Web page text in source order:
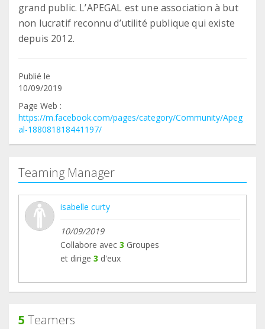
grand public. L’APEGAL est une association à but
non lucratif reconnu d’utilité publique qui existe
depuis 2012.
Publié le
10/09/2019
Page Web :
https://m.facebook.com/pages/category/Community/Apeg
al-188081818441197/
Teaming Manager
isabelle curty
10/09/2019
Collabore avec 3 Groupes
et dirige 3 d'eux
5 Teamers